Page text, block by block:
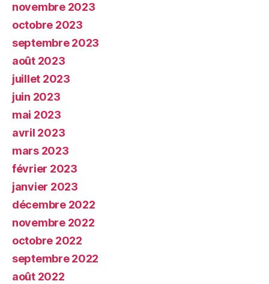
novembre 2023
octobre 2023
septembre 2023
août 2023
juillet 2023
juin 2023
mai 2023
avril 2023
mars 2023
février 2023
janvier 2023
décembre 2022
novembre 2022
octobre 2022
septembre 2022
août 2022